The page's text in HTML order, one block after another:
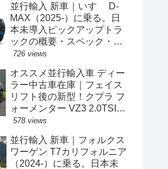
並行輸入 新車｜いすゞ D-
MAX（2025-）に乗る。日
本未導入ピックアップトラ
ックの概要・スペック・価
格の情報。
726 views
オススメ並行輸入車 ディー
ラー中古車在庫｜フェイス
リフト後の新型！クプラ フ
ォーメンター VZ3 2.0TSI
333PS 4Drive 7DSG 右ハン
578 views
並行輸入 新車｜フォルクス
ワーゲン T7カリフォルニア
（2024-）に乗る。日本未